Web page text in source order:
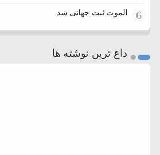
6 الموت ثبت جهانی شد
داغ ترین نوشته ها